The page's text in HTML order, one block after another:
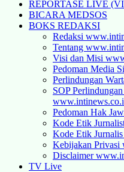
REPORTASE LIVE
BICARA MEDSOS
BOKS REDAKSI
Redaksi
Tentang
Visi dan Misi
Pedoman Media
Perlindungan
SOP
Pedoman Hak
Kode Etik
Kode Etik
Kebijakan Privasi
Disclaimer
TV Live